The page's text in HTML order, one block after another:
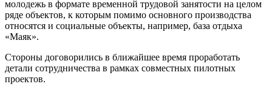
молодежь в формате временной трудовой занятости на целом
ряде объектов, к которым помимо основного производства
относятся и социальные объекты, например, база отдыха
«Маяк».
Стороны договорились в ближайшее время проработать
детали сотрудничества в рамках совместных пилотных
проектов.